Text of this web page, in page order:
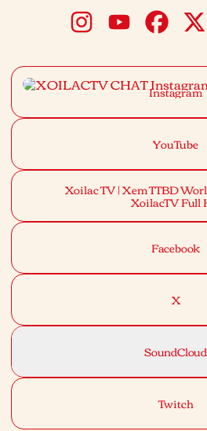
XOILACTV CHAT
XOILACTV
Instagram
Instagram
YouTube
Xoilac TV | Xem TTBD
XoilacTV Full
Facebook
X
SoundCloud
Twitch